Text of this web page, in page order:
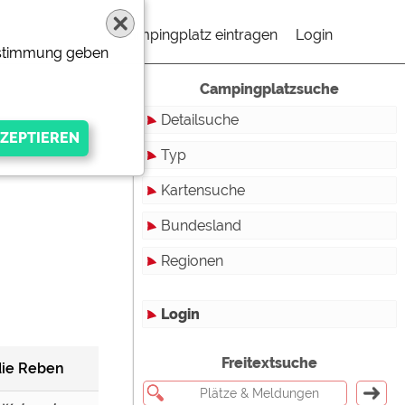
Campingplatz eintragen Login
Reben
Campingplatzsuche
Detailsuche
Typ
Touristikstellplätze
Dauerstellplätze
Reisemobilstellplätze
Bungalows
Kartensuche
Bundesland
Baden-Württemberg
Brandenburg
Regionen
Login
Freitextsuche
geben